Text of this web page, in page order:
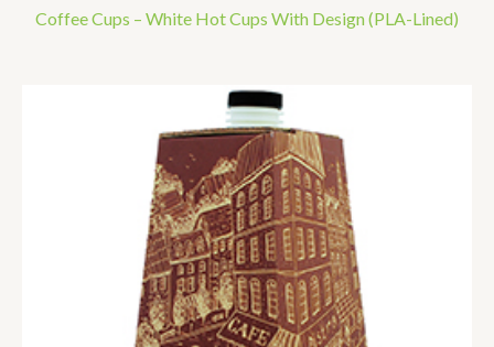
Coffee Cups – White Hot Cups With Design (PLA-Lined)